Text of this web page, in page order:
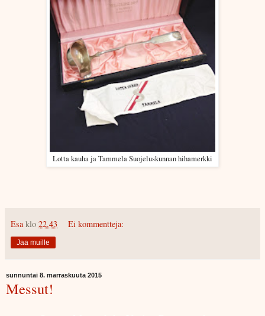
Lotta kauha ja Tammela Suojeluskunnan hihamerkki
Esa klo 22.43 Ei kommentteja:
Jaa muille
sunnuntai 8. marraskuuta 2015
Messut!